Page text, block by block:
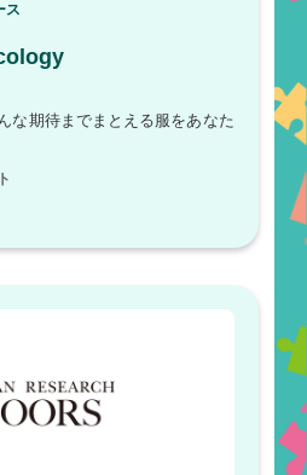
ス
な期待までまとえる服をあなた